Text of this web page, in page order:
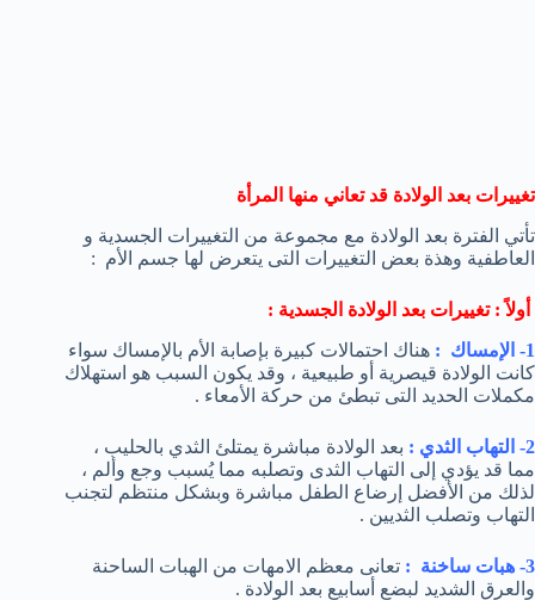
تغييرات بعد الولادة قد تعاني منها المرأة
تأتي الفترة بعد الولادة مع مجموعة من التغييرات الجسدية و
العاطفية وهذة بعض التغييرات التى يتعرض لها جسم الأم :
أولاً : تغييرات بعد الولادة الجسدية :
1- الإمساك :
هناك احتمالات كبيرة بإصابة الأم بالإمساك سواء
كانت الولادة قيصرية أو طبيعية ، وقد يكون السبب هو استهلاك
مكملات الحديد التى تبطئ من حركة الأمعاء .
2- التهاب الثدي :
بعد الولادة مباشرة يمتلئ الثدي بالحليب ،
مما قد يؤدي إلى التهاب الثدى وتصلبه مما يُسبب وجع وألم ،
لذلك من الأفضل إرضاع الطفل مباشرة وبشكل منتظم لتجنب
التهاب وتصلب الثديين .
3- هبات ساخنة :
تعانى معظم الامهات من الهبات الساحنة
والعرق الشديد لبضع أسابيع بعد الولادة .